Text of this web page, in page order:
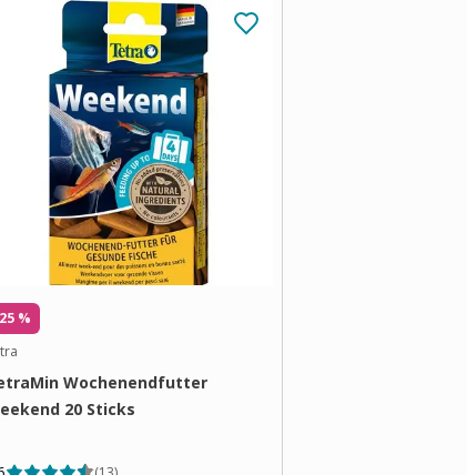
%
Wochenendfutter
20 Sticks